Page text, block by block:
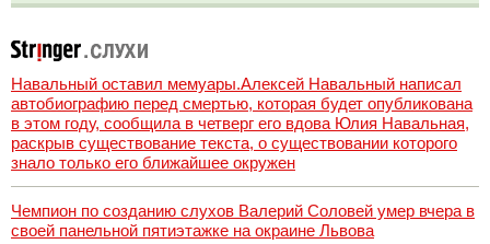
Навальный оставил мемуары.Алексей Навальный написал
автобиографию перед смертью, которая будет опубликована
в этом году, сообщила в четверг его вдова Юлия Навальная,
раскрыв существование текста, о существовании которого
знало только его ближайшее окружен
Чемпион по созданию слухов Валерий Соловей умер вчера в
своей панельной пятиэтажке на окраине Львова